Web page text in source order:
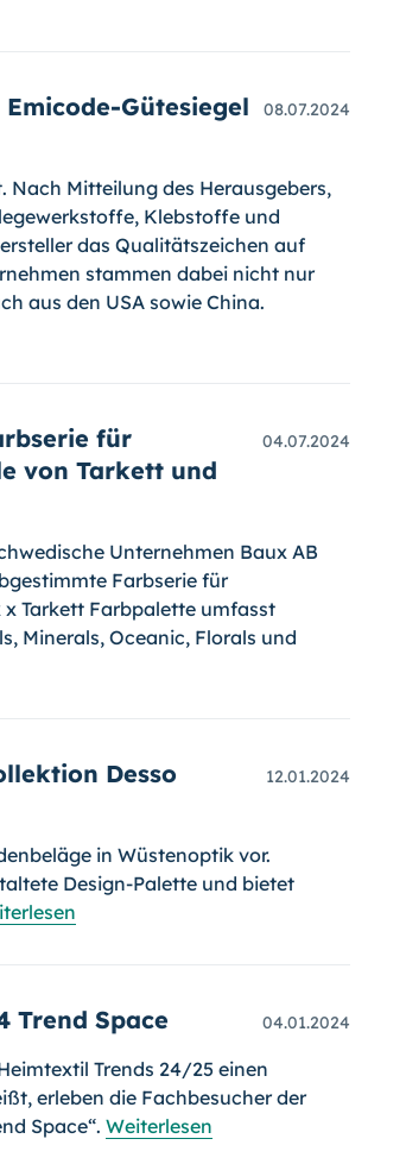
Gütesiegel
08.07.2024
Nach Mitteilung des Herausgebers,
Klebstoffe und
das Qualitätszeichen auf
stammen dabei nicht nur
aus den USA sowie China.
für
von Tarkett und
04.07.2024
Unternehmen Baux AB
Farbserie für
Tarkett Farbpalette umfasst
Minerals, Oceanic, Florals und
Desso
12.01.2024
in Wüstenoptik vor.
Design-Palette und bietet
Trend Space 04.01.2024
Trends 24/25 einen
erleben die Fachbesucher der
Space“. Weiterlesen